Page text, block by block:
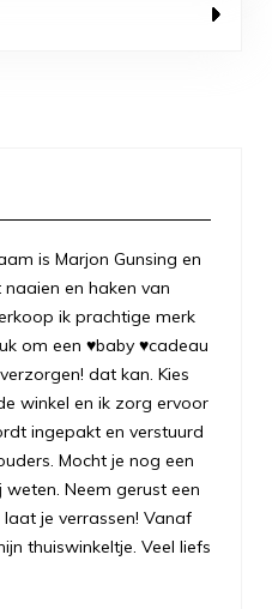
is Marjon Gunsing en
en haken van
ik prachtige merk
om een ♥baby ♥cadeau
dat kan. Kies
winkel en ik zorg ervoor
ingepakt en verstuurd
Mocht je nog een
Neem gerust een
je verrassen! Vanaf
thuiswinkeltje. Veel liefs